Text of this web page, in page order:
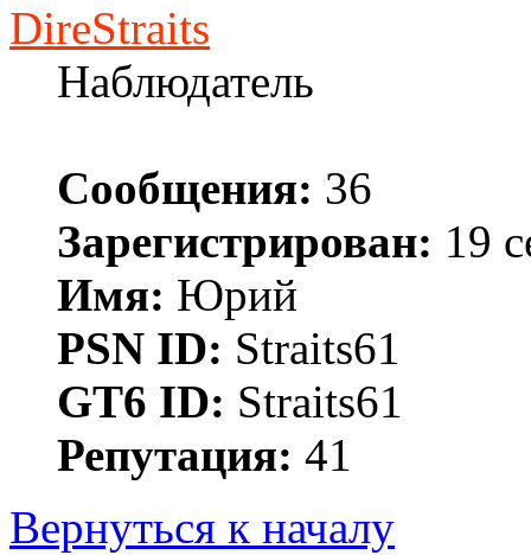
DireStraits
Наблюдатель
Сообщения: 36
Зарегистрирован: 19
Имя: Юрий
PSN ID: Straits61
GT6 ID: Straits61
Репутация: 41
Вернуться к началу